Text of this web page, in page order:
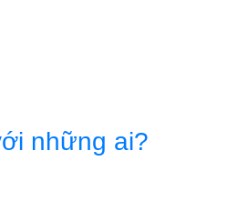
những ai?